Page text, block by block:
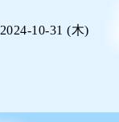
2024-10-31 (木)